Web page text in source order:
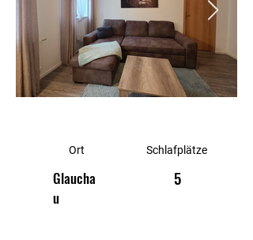
Ort
Glaucha
u
Schlafplätze
5